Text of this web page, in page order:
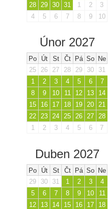
28
29 30 31 1 2
3
4
5 6 7 8 9 10
Únor 2027
Po Út St Čt Pá So Ne
25
26 27 28 29 30
31
1
2 3 4 5 6
7
8
9 10 11 12 13
14
15
16 17 18 19 20 21
22 23 24 25 26 27 28
1
2 3 4 5 6 7
Duben 2027
Po Út St Čt Pá So Ne
29
30 31 1 2 3
4
5
6 7 8 9 10
11
12
13 14 15 16 17
18